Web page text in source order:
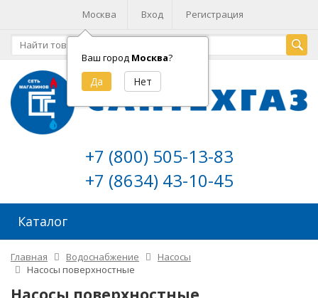
Москва
Ваш город Москва?
Вход Регистрация
+7 (800) 505-13-83
+7 (8634) 43-10-45
Каталог
Главная Водоснабжение
Насосы
Насосы поверхностные